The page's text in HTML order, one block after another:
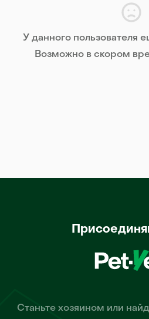
У данного пользователя
Возможно в скором
Станьте хозяином или